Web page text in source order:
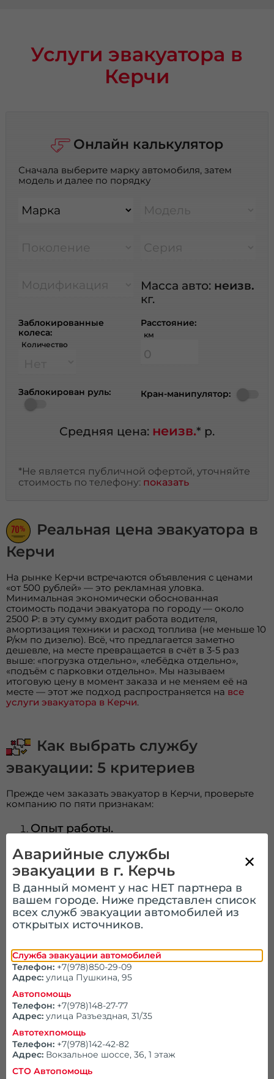
Услуги эвакуатора в
Керчи
Онлайн калькулятор
Сначала выберите марку автомобиля, затем
модель и далее по порядку
Марка Модель
Поколение Серия
Модификация Масса авто: неизв.
кг.
Заблокированные
колеса:
Количество
Расстояние:
км
Заблокирован руль: Кран-манипулятор:
Средняя цена: неизв.* р.
*Не является публичной офертой, уточняйте
стоимость по телефону: показать
Реальная цена эвакуатора в
Керчи
На рынке Керчи встречаются объявления с ценами
«от 500 рублей» — это рекламная уловка.
Минимальная экономически обоснованная
стоимость подачи эвакуатора по городу — около
2500 ₽: в эту сумму входит работа водителя,
амортизация техники и расход топлива (не меньше 10
₽/км по дизелю). Всё, что предлагается заметно
дешевле, на месте превращается в счёт в 3-5 раз
выше: «погрузка отдельно», «лебёдка отдельно»,
«подъём с парковки отдельно». Мы называем
итоговую цену в момент заказа и не меняем её на
месте — этот же подход распространяется на все
услуги эвакуатора в Керчи.
Как выбрать службу
эвакуации: 5 критериев
Прежде чем заказать эвакуатор в Керчи, проверьте
компанию по пяти признакам:
Опыт работы.
Срок присутствия на рынке Керчи — не
меньше 5 лет: за это время компания
обрастает отзывами и постоянными
клиентами.
Собственный автопарк.
Уточните, принадлежат ли эвакуаторы
техника выезжает быстрее.
Прозрачные тарифы.
Цена должна называться по телефону и
фиксироваться в заказе, без формулировки
Качество консультации.
Грамотный оператор задаёт уточняющие
Аварийные службы
эвакуации в г. Керчь
В данный момент у нас НЕТ партнера в
вашем городе. Ниже представлен список
всех служб эвакуации автомобилей из
открытых источников.
Служба эвакуации автомобилей
Телефон: +7(978)850-29-09
Адрес: улица Пушкина, 95
Автопомощь
Телефон: +7(978)148-27-77
Адрес: улица Разъездная, 31/35
Автотехпомощь
Телефон: +7(978)142-42-82
Адрес: Вокзальное шоссе, 36, 1 этаж
СТО Автопомощь